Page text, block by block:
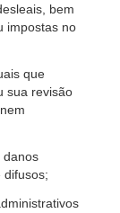
bem
impostas no
que
sua revisão
danos
difusos;